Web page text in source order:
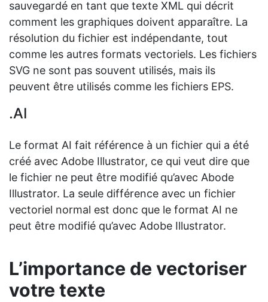
sauvegardé en tant que texte XML qui décrit
comment les graphiques doivent apparaître. La
résolution du fichier est indépendante, tout
comme les autres formats vectoriels. Les fichiers
SVG ne sont pas souvent utilisés, mais ils
peuvent être utilisés comme les fichiers EPS.
.AI
Le format AI fait référence à un fichier qui a été
créé avec Adobe Illustrator, ce qui veut dire que
le fichier ne peut être modifié qu’avec Abode
Illustrator. La seule différence avec un fichier
vectoriel normal est donc que le format AI ne
peut être modifié qu’avec Adobe Illustrator.
L’importance de vectoriser
votre texte